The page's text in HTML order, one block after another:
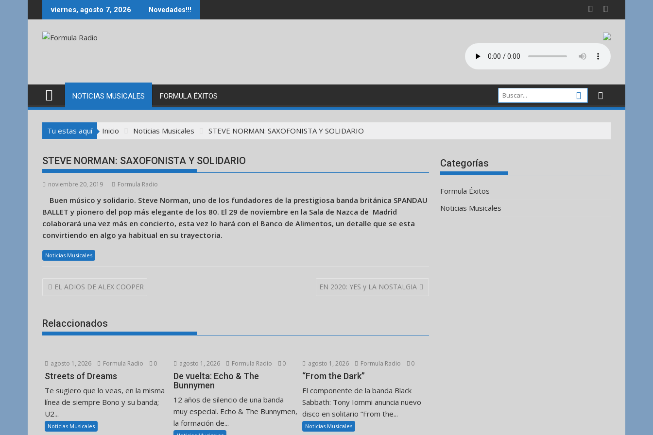
al
viernes, agosto 7, 2026 Novedades!!!
NOTICIAS MUSICALES FORMULA ÉXITOS
Tu estas aquí Inicio Noticias Musicales STEVE NORMAN: SAXOFONISTA Y SOLIDARIO
STEVE NORMAN: SAXOFONISTA Y SOLIDARIO
noviembre 20, 2019 Formula Radio
Buen músico y solidario. Steve Norman, uno de los fundadores de la prestigiosa banda británica SPANDAU
BALLET y pionero del pop más elegante de los 80. El 29 de noviembre en la Sala de Nazca de Madrid
colaborará una vez más en concierto, esta vez lo hará con el Banco de Alimentos, un detalle que se esta
convirtiendo en algo ya habitual en su trayectoria.
Noticias Musicales
Navegación
EL ADIOS DE ALEX COOPER EN 2020: YES y LA NOSTALGIA
Relaccionados
agosto 1, 2026 Formula Radio 0
Streets of Dreams
Te sugiero que lo veas, en la misma
línea de siempre Bono y su banda;
U2...
Noticias Musicales
agosto 1, 2026 Formula Radio 0
De vuelta: Echo & The
Bunnymen
12 años de silencio de una banda
muy especial. Echo & The Bunnymen,
la formación de...
agosto 1, 2026 Formula Radio 0
“From the Dark”
El componente de la banda Black
Sabbath: Tony Iommi anuncia nuevo
disco en solitario “From the...
Noticias Musicales
Categorías
Formula Éxitos
Noticias Musicales